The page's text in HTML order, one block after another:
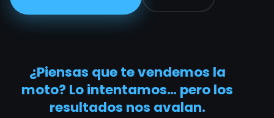
¿Piensas que te vendemos la
moto? Lo intentamos… pero los
resultados nos avalan.